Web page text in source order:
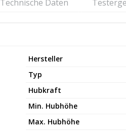
Technische Daten
Hersteller
Typ
Hubkraft
Min. Hubhöhe
Max. Hubhöhe